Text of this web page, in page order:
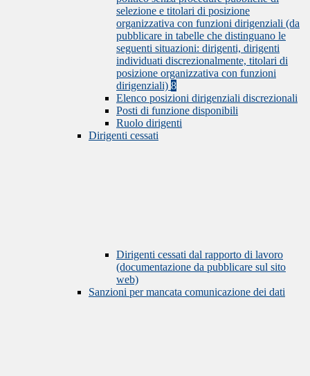
selezione e titolari di posizione
organizzativa con funzioni dirigenziali (da
pubblicare in tabelle che distinguano le
seguenti situazioni: dirigenti, dirigenti
individuati discrezionalmente, titolari di
posizione organizzativa con funzioni
dirigenziali) 8
Elenco posizioni dirigenziali discrezionali
Posti di funzione disponibili
Ruolo dirigenti
Dirigenti cessati
Dirigenti cessati dal rapporto di lavoro
(documentazione da pubblicare sul sito
web)
Sanzioni per mancata comunicazione dei dati